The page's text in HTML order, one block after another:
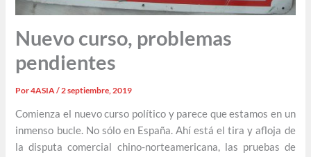
Nuevo curso, problemas
pendientes
Por4ASIA/ 2 septiembre, 2019
Comienza el nuevo curso político y parece que estamos en un
inmenso bucle. No sólo en España. Ahí está el tira y afloja de
la disputa comercial chino-norteamericana, las pruebas de